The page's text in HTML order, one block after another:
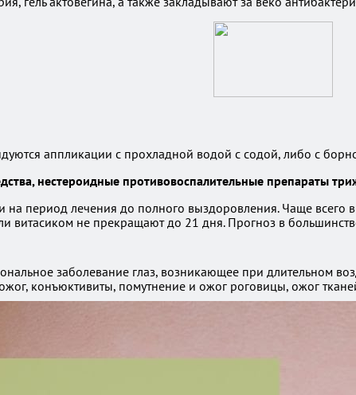
аппликации с прохладной водой с содой, либо с
нестероидные противовоспалительные препараты
на период лечения до полного выздоровления. Чаще
витасиком не прекращают до 21 дня. Прогноз в
заболевание глаз, возникающее при длительном
конъюктивиты, помутнение и ожог роговицы, ожог